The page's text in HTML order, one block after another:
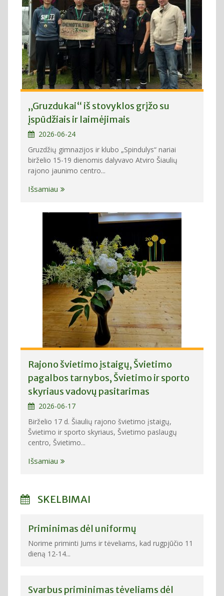
„Gruzdukai“ iš stovyklos grįžo su
įspūdžiais ir laimėjimais
2026-06-24
Gruzdžių gimnazijos ir klubo „Spindulys“ nariai
birželio 15-19 dienomis dalyvavo Atviro Šiaulių
rajono jaunimo centro...
Išsamiau
Rajono švietimo įstaigų, Švietimo
pagalbos tarnybos, Švietimo ir sporto
skyriaus vadovų pasitarimas
2026-06-17
Birželio 17 d. Šiaulių rajono švietimo įstaigų,
Švietimo ir sporto skyriaus, Švietimo paslaugų
centro, Švietimo...
Išsamiau
SKELBIMAI
Priminimas dėl uniformų
Norime priminti Jums ir tėveliams, kad rugpjūčio 11
dieną 12-14...
Svarbus priminimas tėveliams dėl